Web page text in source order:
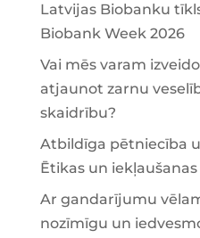
Latvijas Biobanku
Biobank Week 2026
Vai mēs varam
atjaunot zarnu
skaidrību?
Atbildīga pētniecība
Ētikas un
Ar gandarījumu
nozīmīgu un